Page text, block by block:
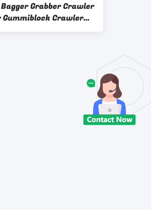
Bagger Grabber Crawler
Gummiblock Crawler
Mechanischer